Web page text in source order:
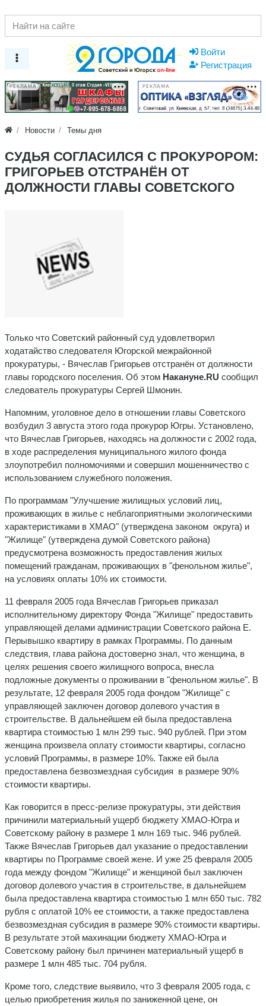
Войти
Регистрация
РЕКЛАМА РЕКЛАМА
Новости Темы дня
СУДЬЯ СОГЛАСИЛСЯ С ПРОКУРОРОМ:
ГРИГОРЬЕВ ОТСТРАНЁН ОТ
ДОЛЖНОСТИ ГЛАВЫ СОВЕТСКОГО
Только что Советский районный суд удовлетворил
ходатайство следователя Югорской межрайонной
прокуратуры, - Вячеслав Григорьев отстранён от должности
главы городского поселения. Об этом Накануне.RU сообщил
следователь прокуратуры Сергей Шмонин.
Напомним, уголовное дело в отношении главы Советского
возбудил 3 августа этого года прокурор Югры. Установлено,
что Вячеслав Григорьев, находясь на должности с 2002 года,
в ходе распределения муниципального жилого фонда
злоупотребил полномочиями и совершил мошенничество с
использованием служебного положения.
По программам "Улучшение жилищных условий лиц,
проживающих в жилье с неблагоприятными экологическими
характеристиками в ХМАО" (утверждена законом округа) и
"Жилище" (утверждена думой Советского района)
предусмотрена возможность предоставления жилых
помещений гражданам, проживающих в "фенольном жилье",
на условиях оплаты 10% их стоимости.
11 февраля 2005 года Вячеслав Григорьев приказал
исполнительному директору Фонда "Жилище" предоставить
управляющей делами администрации Советского района Е.
Перывышко квартиру в рамках Программы. По данным
следствия, глава района достоверно знал, что женщина, в
целях решения своего жилищного вопроса, внесла
подложные документы о проживании в "фенольном жилье". В
результате, 12 февраля 2005 года фондом "Жилище" с
управляющей заключен договор долевого участия в
строительстве. В дальнейшем ей была предоставлена
квартира стоимостью 1 млн 299 тыс. 940 рублей. При этом
женщина произвела оплату стоимости квартиры, согласно
условий Программы, в размере 10%. Также ей была
предоставлена безвозмездная субсидия в размере 90%
стоимости квартиры.
Как говорится в пресс-релизе прокуратуры, эти действия
причинили материальный ущерб бюджету ХМАО-Югра и
Советскому району в размере 1 млн 169 тыс. 946 рублей.
Также Вячеслав Григорьев дал указание о предоставлении
квартиры по Программе своей жене. И уже 25 февраля 2005
года между фондом "Жилище" и женщиной был заключен
договор долевого участия в строительстве, в дальнейшем
была предоставлена квартира стоимостью 1 млн 650 тыс. 782
рубля с оплатой 10% ее стоимости, а также предоставлена
безвозмездная субсидия в размере 90% стоимости квартиры.
В результате этой махинации бюджету ХМАО-Югра и
Советскому району был причинен материальный ущерб в
размере 1 млн 485 тыс. 704 рубля.
Кроме того, следствие выявило, что 3 февраля 2005 года, с
целью приобретения жилья по заниженной цене, он